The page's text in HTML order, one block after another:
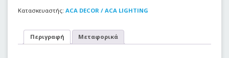
Κατασκευαστής: ACA DECOR / ACA LIGHTING
Περιγραφή Μεταφορικά